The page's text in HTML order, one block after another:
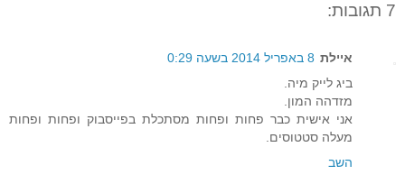
7 תגובות:
איילת 8 באפריל 2014 בשעה 0:29
ביג לייק מיה.
מזדהה המון.
אני אישית כבר פחות ופחות מסתכלת בפייסבוק ופחות ופחות
מעלה סטטוסים.
השב